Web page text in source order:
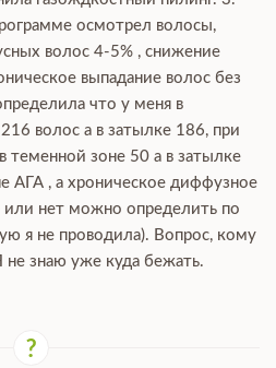
осмотрел волосы,
волос 4-5% , снижение
выпадание волос без
что у меня в
волос а в затылке 186, при
зоне 50 а в затылке
АГА , а хроническое диффузное
или нет можно определить по
я не проводила). Вопрос, кому
не знаю уже куда бежать.